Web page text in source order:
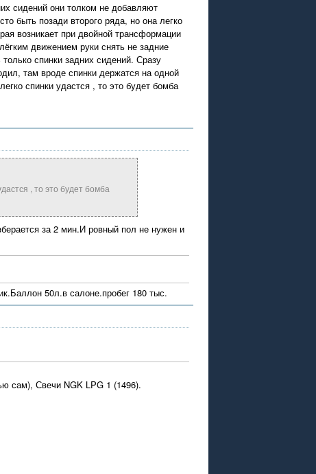
сидений они толком не добавляют
быть позади второго ряда, но она легко
возникает при двойной трансформации
движением руки снять не задние
спинки задних сидений. Сразу
там вроде спинки держатся на одной
спинки удастся , то это будет бомба
, то это будет бомба
за 2 мин.И ровный пол не нужен и
50л.в салоне.пробег 180 тыс.
сам), Свечи NGK LPG 1 (1496).